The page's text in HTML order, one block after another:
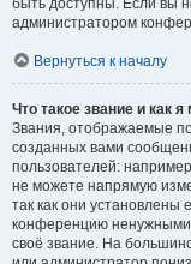
быть доступны. Если вы
администратором
Вернуться к началу
Что такое звание и как
Звания, отображаемые
созданных вами
пользователей:
не можете напрямую
так как они
конференцию ненужными
своё звание. На